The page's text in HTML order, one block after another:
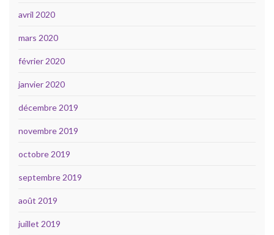
avril 2020
mars 2020
février 2020
janvier 2020
décembre 2019
novembre 2019
octobre 2019
septembre 2019
août 2019
juillet 2019